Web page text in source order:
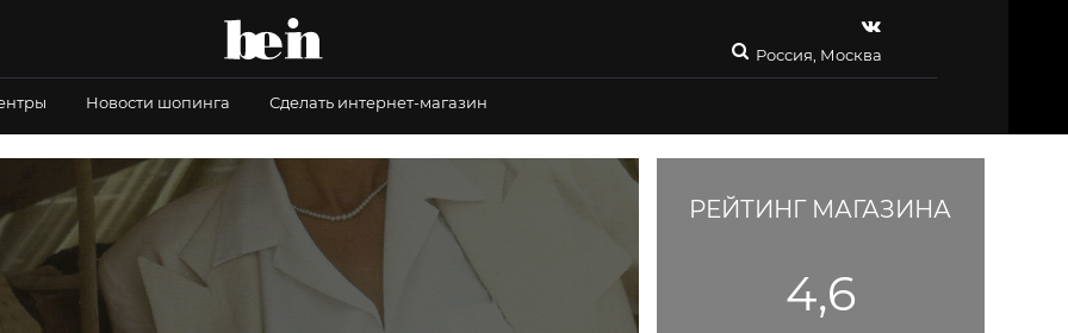
Россия, Москва
Новости шопинга Сделать интернет-магазин
РЕЙТИНГ МАГАЗИНА
4,6